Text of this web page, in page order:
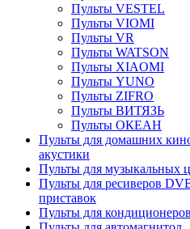
Пульты VESTEL
Пульты VIOMI
Пульты VR
Пульты WATSON
Пульты XIAOMI
Пульты YUNO
Пульты ZIFRO
Пульты ВИТЯЗЬ
Пульты ОКЕАН
Пульты для домашних
акустики
Пульты для музыкальных
Пульты для ресиверов
приставок
Пульты для